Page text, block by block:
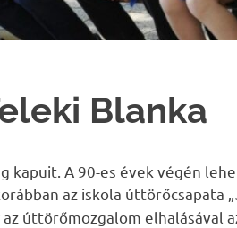
Blanka
kapuit. A 90-es évek végén
az iskola úttörőcsapata „
úttörőmozgalom elhalásával